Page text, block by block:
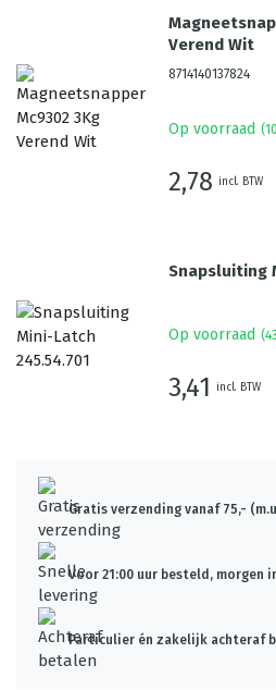
Verend Wit
8714140137824
Op voorraad (
2,78 incl. BTW
Snapsluiting
Op voorraad (43
3,41 incl. BTW
Gratis verzending vanaf 75,-
Voor 21:00 uur besteld, morgen
Particulier én zakelijk achteraf